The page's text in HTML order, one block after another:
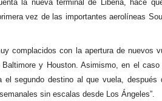
la nueva terminal de Liberia, hace
vez de las importantes aerolíneas
complacidos con la apertura de nuevos
y Houston. Asimismo, en el
el segundo destino al que vuela,
sin escalas desde Los Ángeles”.